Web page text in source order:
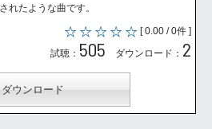
れたような曲です。
[ 0.00 / 0件 ]
試聴： 505 ダウンロード： 2
ダウンロード